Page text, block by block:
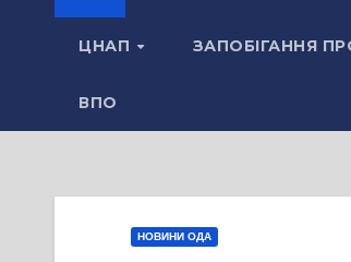
ЦНАП ЗАПОБІГАННЯ
ВПО
НОВИНИ ОДА